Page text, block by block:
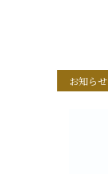
お知らせ